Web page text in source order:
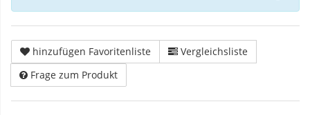
hinzufügen Favoritenliste
Vergleichsliste
Frage zum Produkt